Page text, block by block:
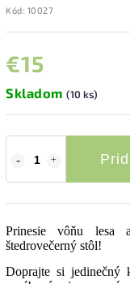
Kód: 10027
€15
Skladom (10 ks)
Prinesie vôňu lesa
štedrovečerný stôl!
Doprajte si jedinečný